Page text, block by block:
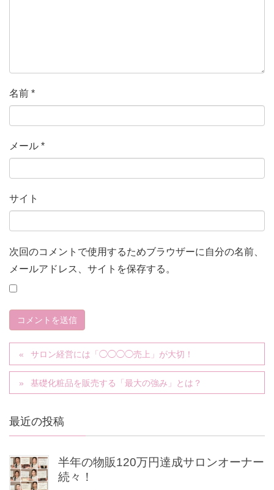
名前 *
メール *
サイト
次回のコメントで使用するためブラウザーに自分の名前、
メールアドレス、サイトを保存する。
サロン経営には「◯◯◯◯売上」が大切！
基礎化粧品を販売する「最大の強み」とは？
最近の投稿
半年の物販120万円達成サロンオーナー
続々！